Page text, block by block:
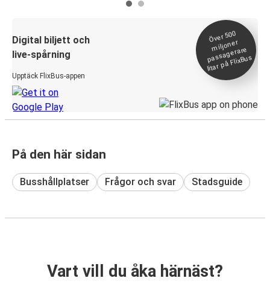
Digital biljett och
live-spårning
Upptäck FlixBus-appen
Över 500
miljoner
passagerare
litar på FlixBus
På den här sidan
Busshållplatser Frågor och svar Stadsguide
Vart vill du åka härnäst?